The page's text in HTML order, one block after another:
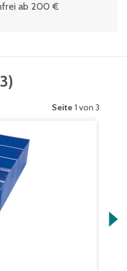
ab 200 €
3)
Seite 1 von 3